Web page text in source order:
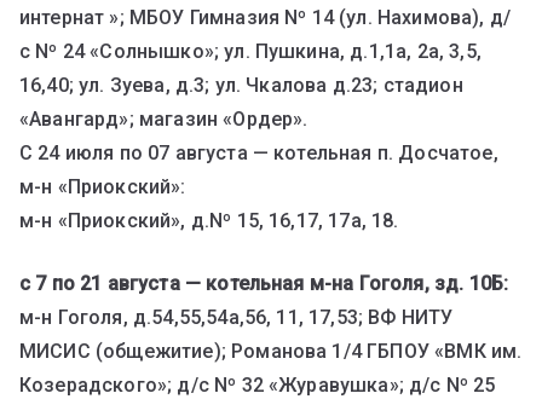
интернат »; МБОУ Гимназия Nº 14 (ул. Нахимова), д/
с Nº 24 «Солнышко»; ул. Пушкина, д.1,1а, 2а, 3,5,
16,40; ул. Зуева, д.3; ул. Чкалова д.23; стадион
«Авангард»; магазин «Ордер».
С 24 июля по 07 августа — котельная п. Досчатое,
м-н «Приокский»:
м-н «Приокский», д.Nº 15, 16,17, 17а, 18.
с 7 по 21 августа — котельная м-на Гоголя, зд. 10Б:
м-н Гоголя, д.54,55,54а,56, 11, 17,53; ВФ НИТУ
МИСИС (общежитие); Романова 1/4 ГБПОУ «ВМК им.
Козерадского»; д/с Nº 32 «Журавушка»; д/с Nº 25